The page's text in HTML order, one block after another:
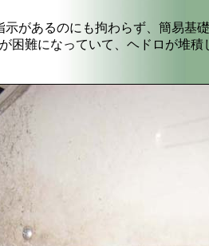
があるのにも拘わらず、簡易基
困難になっていて、ヘドロが堆積